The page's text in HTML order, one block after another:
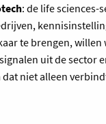
: de life sciences-
te brengen,
uit de sector
niet alleen